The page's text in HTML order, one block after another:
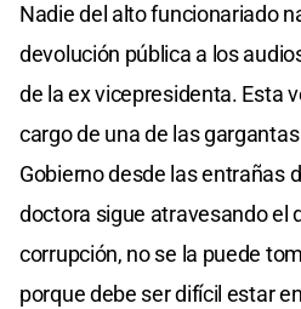
Nadie del alto funcionariado
devolución pública a los
de la ex vicepresidenta. Esta
cargo de una de las
Gobierno desde las entrañas
doctora sigue atravesando el
corrupción, no se la puede
porque debe ser difícil estar